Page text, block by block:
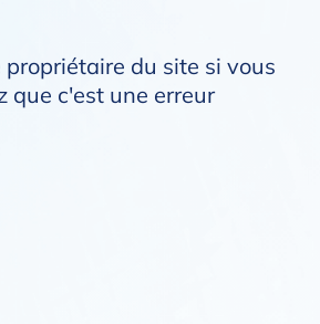
propriétaire du site si vous
que c'est une erreur